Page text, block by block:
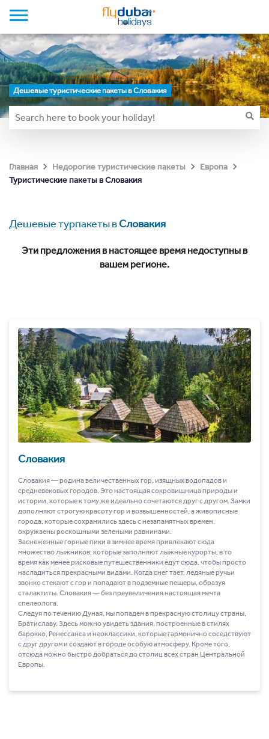
Дешевые туристические пакеты в Словакия
Главная Недорогие туристические пакеты
Европа
Туристические пакеты в Словакия
Дешевые турпакеты вСловакия
Эти предложения в настоящее время недоступны в
вашем регионе.
Словакия
Словакия ― родина величественных гор, изящных водопадов и
средневековых городов. Это настоящая сокровищница природы и
истории, которые к тому же идеально сочетаются друг с другом. Замки
дополняют строгую красоту гор и возвышенностей, а живописные
города, которые сохранились здесь с незапамятных времен,
окружаены роскошными зелеными равнинами.
Заснеженные горные пики в зимнее время привлекают сюда
множество лыжников, которые заполняют лыжные курорты, в то
время как менее рисковые путешественники едут сюда, чтобы просто
насладиться прекрасными видами. Когда снег тает, ледяные ручьи
звонко стекают с гор и попадают в подземные пещеры, образуя
сталактиты. Словакия ― без преувеличения настоящая мечта
спелеолога.
Следуя по течению Дуная, мы попадем в прекрасную столицу страны,
Братиславу. Здесь можно увидеть здания, построенные в стилях
барокко, Ренессанса и неоклассики, которые гармонично соседствуют
с друг другом и создают в городе особую атмосферу. Кроме того,
отсюда можно быстро добраться до столиц всех стран Центральной
Европы.